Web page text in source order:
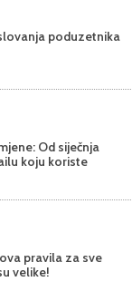
poduzetnika
Od siječnja
koju koriste
pravila za sve
velike!